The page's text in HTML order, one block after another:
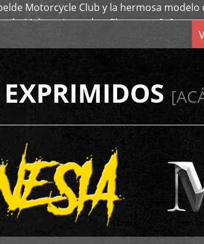
Motorcycle Club y la hermosa modelo
Melissa Acevedo. El potente […]
EXPRIMIDOS